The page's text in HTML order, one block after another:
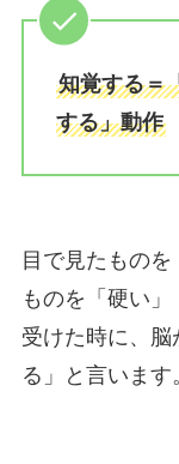
知覚する＝
する」動作
目で見たもの
ものを「硬い
受けた時に、
る」と言います